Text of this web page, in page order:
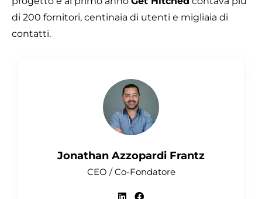
di 200 fornitori, centinaia di utenti e migliaia di
contatti.
Jonathan Azzopardi Frantz
CEO / Co-Fondatore